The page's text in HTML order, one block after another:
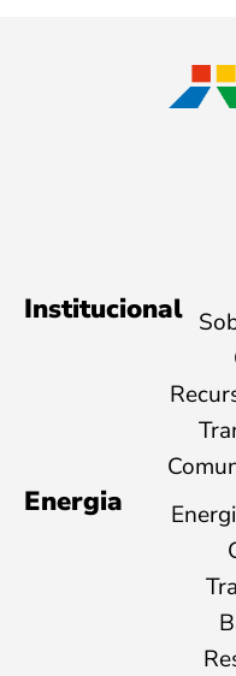
Institucional
Energia